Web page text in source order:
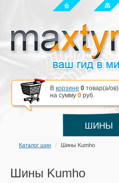
В корзине 0 товар(a/ов)
на сумму 0 руб.
ШИНЫ
Каталог шин Шины Kumho
Шины Kumho